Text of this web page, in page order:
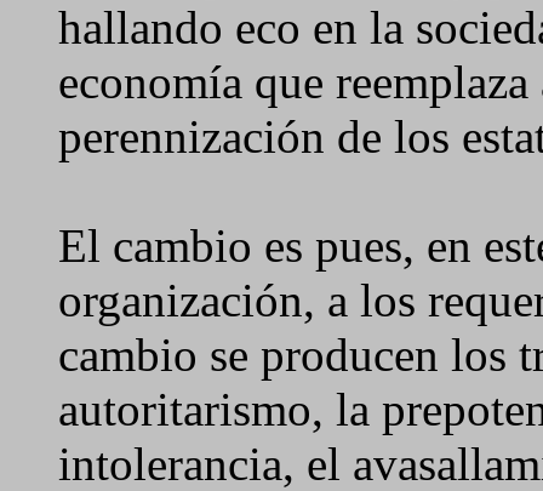
hallando eco en la
economía que reemplaza
perennización de los
El cambio es pues, en
organización, a los
cambio se producen los
autoritarismo, la
intolerancia, el